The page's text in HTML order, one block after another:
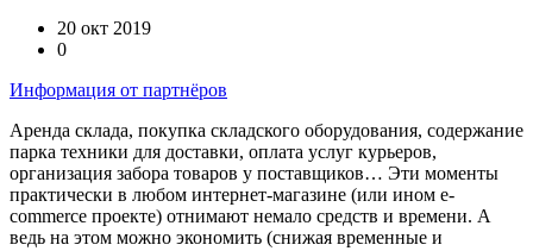
20 окт 2019
0
Информация от партнёров
Аренда склада, покупка складского оборудования, содержание
парка техники для доставки, оплата услуг курьеров,
организация забора товаров у поставщиков… Эти моменты
практически в любом интернет-магазине (или ином e-
commerce проекте) отнимают немало средств и времени. А
ведь на этом можно экономить (снижая временные и